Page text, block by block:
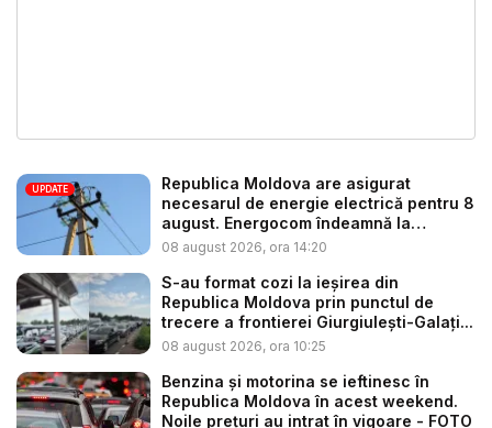
UPDATE
Republica Moldova are asigurat
necesarul de energie electrică pentru 8
august. Energocom îndeamnă la
consu...
08 august 2026, ora 14:20
S-au format cozi la ieșirea din
Republica Moldova prin punctul de
trecere a frontierei Giurgiulești-Galați...
08 august 2026, ora 10:25
Benzina și motorina se ieftinesc în
Republica Moldova în acest weekend.
Noile prețuri au intrat în vigoare - FOTO